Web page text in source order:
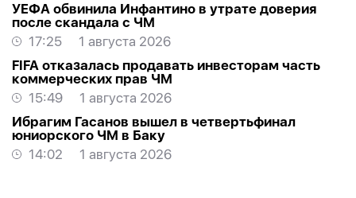
УЕФА обвинила Инфантино в утрате доверия
после скандала с ЧМ
17:25
1 августа 2026
FIFA отказалась продавать инвесторам часть
коммерческих прав ЧМ
15:49
1 августа 2026
Ибрагим Гасанов вышел в четвертьфинал
юниорского ЧМ в Баку
14:02
1 августа 2026